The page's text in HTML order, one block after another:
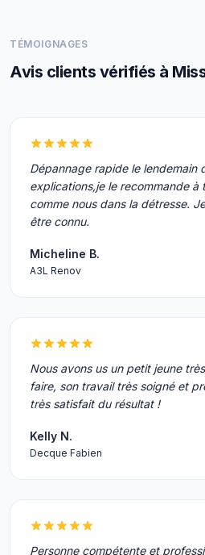
TÉMOIGNAGES
Avis clients vérifiés à
Dépannage rapide le lendemain
explications,je le recommande à
comme nous dans la détresse.
être connu.
Micheline B.
A3L Renov
Nous avons us un petit jeune
faire, son travail très soigné et
très satisfait du résultat !
Kelly N.
Decque Fabien
Personne compétente et